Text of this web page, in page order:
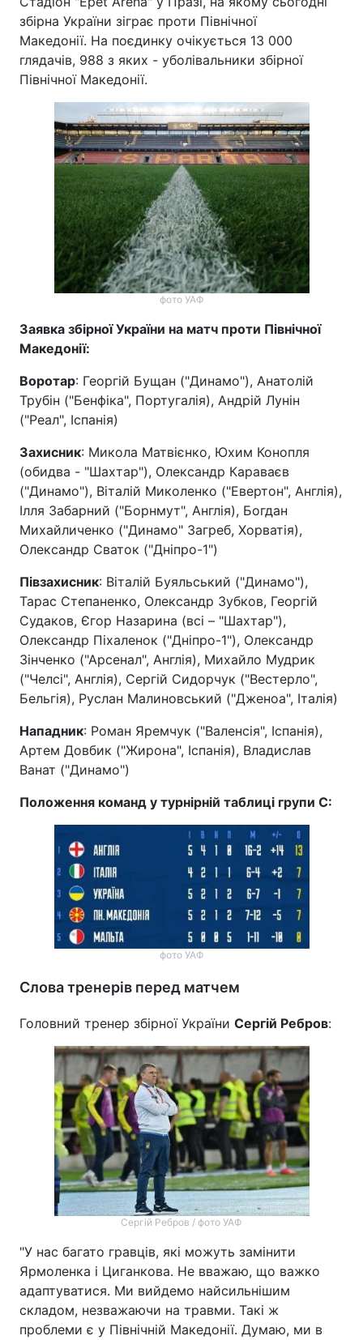
збірна України зіграє проти Північної
Македонії. На поєдинку очікується 13 000
глядачів, 988 з яких - уболівальники збірної
Північної Македонії.
фото УАФ
Заявка збірної України на матч проти Північної
Македонії:
Воротар: Георгій Бущан ("Динамо"), Анатолій
Трубін ("Бенфіка", Португалія), Андрій Лунін
("Реал", Іспанія)
Захисник: Микола Матвієнко, Юхим Конопля
(обидва - "Шахтар"), Олександр Караваєв
("Динамо"), Віталій Миколенко ("Евертон", Англія),
Ілля Забарний ("Борнмут", Англія), Богдан
Михайличенко ("Динамо" Загреб, Хорватія),
Олександр Сваток ("Дніпро-1")
Півзахисник: Віталій Буяльський ("Динамо"),
Тарас Степаненко, Олександр Зубков, Георгій
Судаков, Єгор Назарина (всі – "Шахтар"),
Олександр Піхаленок ("Дніпро-1"), Олександр
Зінченко ("Арсенал", Англія), Михайло Мудрик
("Челсі", Англія), Сергій Сидорчук ("Вестерло",
Бельгія), Руслан Малиновський ("Дженоа", Італія)
Нападник: Роман Яремчук ("Валенсія", Іспанія),
Артем Довбик ("Жирона", Іспанія), Владислав
Ванат ("Динамо")
Положення команд у турнірній таблиці групи C:
фото УАФ
Слова тренерів перед матчем
Головний тренер збірної України Сергій Ребров:
Сергій Ребров / фото УАФ
"У нас багато гравців, які можуть замінити
Ярмоленка і Циганкова. Не вважаю, що важко
адаптуватися. Ми вийдемо найсильнішим
складом, незважаючи на травми. Такі ж
проблеми є у Північній Македонії. Думаю, ми в